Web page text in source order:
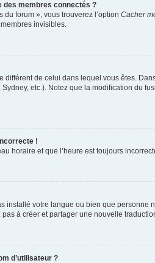
des membres connectés ?
du forum », vous trouverez l’option Cacher
invisibles.
différent de celui dans lequel vous êtes.
etc.). Notez que la modification du
!
horaire et que l’heure est toujours
installé votre langue ou bien que
à créer et partager une nouvelle
d’utilisateur ?